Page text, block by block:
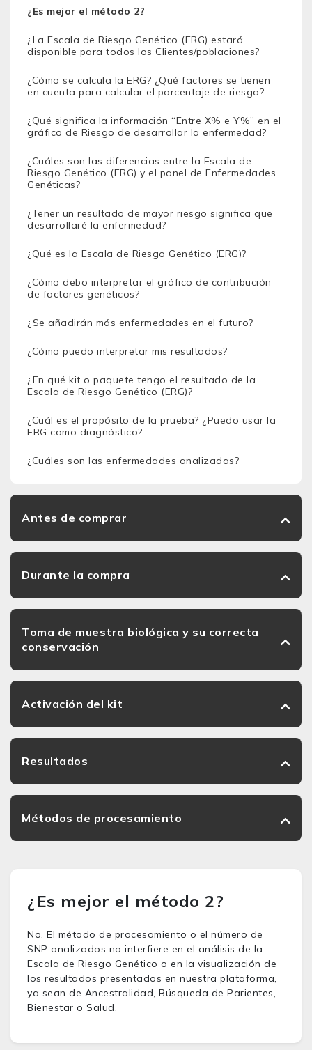
¿Es mejor el método 2?
¿La Escala de Riesgo Genético (ERG) estará
disponible para todos los Clientes/poblaciones?
¿Cómo se calcula la ERG? ¿Qué factores se tienen
en cuenta para calcular el porcentaje de riesgo?
¿Qué significa la información “Entre X% e Y%” en el
gráfico de Riesgo de desarrollar la enfermedad?
¿Cuáles son las diferencias entre la Escala de
Riesgo Genético (ERG) y el panel de Enfermedades
Genéticas?
¿Tener un resultado de mayor riesgo significa que
desarrollaré la enfermedad?
¿Qué es la Escala de Riesgo Genético (ERG)?
¿Cómo debo interpretar el gráfico de contribución
de factores genéticos?
¿Se añadirán más enfermedades en el futuro?
¿Cómo puedo interpretar mis resultados?
¿En qué kit o paquete tengo el resultado de la
Escala de Riesgo Genético (ERG)?
¿Cuál es el propósito de la prueba? ¿Puedo usar la
ERG como diagnóstico?
¿Cuáles son las enfermedades analizadas?
Antes de comprar
Durante la compra
Toma de muestra biológica y su correcta
conservación
Activación del kit
Resultados
Métodos de procesamiento
¿Es mejor el método 2?
No. El método de procesamiento o el número de
SNP analizados no interfiere en el análisis de la
Escala de Riesgo Genético o en la visualización de
los resultados presentados en nuestra plataforma,
ya sean de Ancestralidad, Búsqueda de Parientes,
Bienestar o Salud.